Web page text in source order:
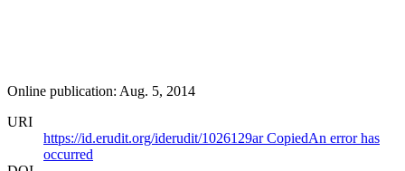
Online publication: Aug. 5, 2014
URI
https://id.erudit.org/iderudit/1026129arCopiedAn error has
occurred